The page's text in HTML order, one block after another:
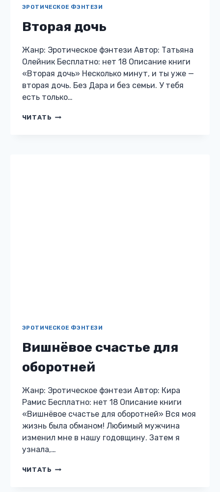
ЭРОТИЧЕСКОЕ ФЭНТЕЗИ
Вторая дочь
Жанр: Эротическое фэнтези Автор: Татьяна
Олейник Бесплатно: нет 18 Описание книги
«Вторая дочь» Несколько минут, и ты уже —
вторая дочь. Без Дара и без семьи. У тебя
есть только…
ЧИТАТЬ ВТОРАЯ
ЭРОТИЧЕСКОЕ ФЭНТЕЗИ
Вишнёвое счастье для
оборотней
Жанр: Эротическое фэнтези Автор: Кира
Рамис Бесплатно: нет 18 Описание книги
«Вишнёвое счастье для оборотней» Вся моя
жизнь была обманом! Любимый мужчина
изменил мне в нашу годовщину. Затем я
узнала,…
ЧИТАТЬ ВИШНЁВОЕ